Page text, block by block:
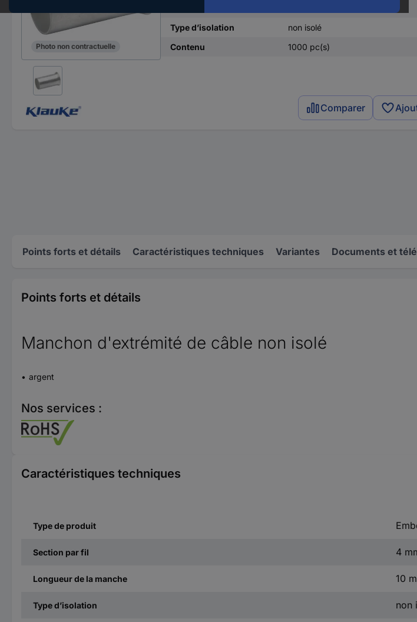
Photo non contractuelle
Type d’isolation
non isolé
Contenu
1000 pc(s)
Comparer
Points forts et détails Caractéristiques techniques Variantes Documents et
Points forts et détails
Manchon d'extrémité de câble non isolé
argent
Nos services :
Caractéristiques techniques
Type de produit
Section par fil 4
Longueur de la manche 10
Type d’isolation non